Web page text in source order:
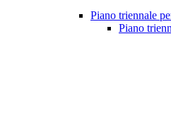
Piano triennale
Piano